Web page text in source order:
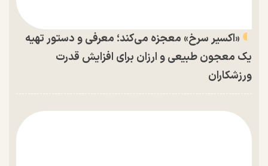
«اکسیر سرخ» معجزه می‌کند؛ معرفی و دستور تهیه
یک معجون طبیعی و ارزان برای افزایش قدرت
ورزشکاران